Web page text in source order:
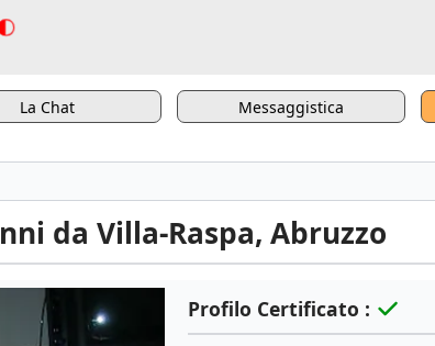
La Chat Messaggistica
da Villa-Raspa, Abruzzo
Profilo Certificato :